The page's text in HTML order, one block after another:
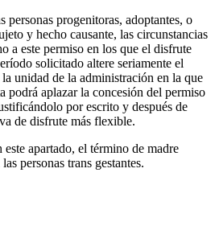
personas progenitoras, adoptantes, o
y hecho causante, las circunstancias
a este permiso en los que el disfrute
solicitado altere seriamente el
unidad de la administración en la que
podrá aplazar la concesión del permiso
por escrito y después de
de disfrute más flexible.
apartado, el término de madre
personas trans gestantes.